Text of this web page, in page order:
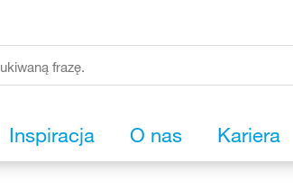
Inspiracja O nas Kariera